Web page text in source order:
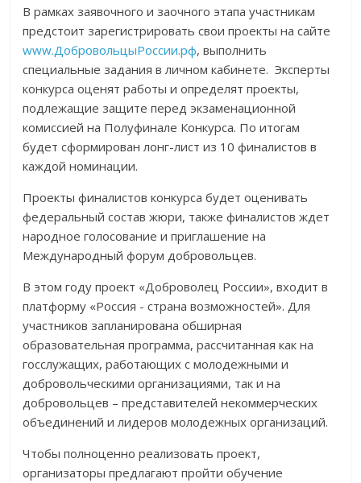
В рамках заявочного и заочного этапа участникам
предстоит зарегистрировать свои проекты на сайте
www.ДобровольцыРоссии.рф, выполнить
специальные задания в личном кабинете. Эксперты
конкурса оценят работы и определят проекты,
подлежащие защите перед экзаменационной
комиссией на Полуфинале Конкурса. По итогам
будет сформирован лонг-лист из 10 финалистов в
каждой номинации.
Проекты финалистов конкурса будет оценивать
федеральный состав жюри, также финалистов ждет
народное голосование и приглашение на
Международный форум добровольцев.
В этом году проект «Доброволец России», входит в
платформу «Россия - страна возможностей». Для
участников запланирована обширная
образовательная программа, рассчитанная как на
госслужащих, работающих с молодежными и
добровольческими организациями, так и на
добровольцев – представителей некоммерческих
объединений и лидеров молодежных организаций.
Чтобы полноценно реализовать проект,
организаторы предлагают пройти обучение